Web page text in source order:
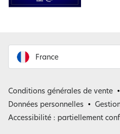
France
Belgique
Conditions générales de vente
Données personnelles
Accessibilité : partiellement